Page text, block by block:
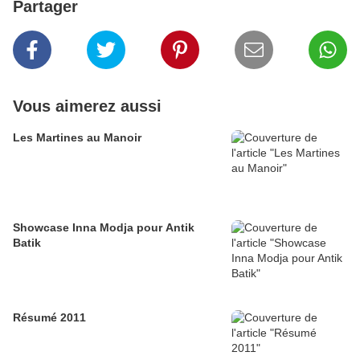
Partager
Vous aimerez aussi
Les Martines au Manoir
Showcase Inna Modja pour Antik
Batik
Résumé 2011